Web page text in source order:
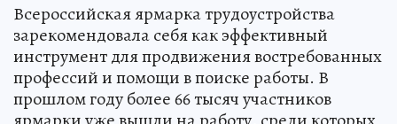
Всероссийская ярмарка трудоустройства
зарекомендовала себя как эффективный
инструмент для продвижения востребованных
профессий и помощи в поиске работы. В
прошлом году более 66 тысяч участников